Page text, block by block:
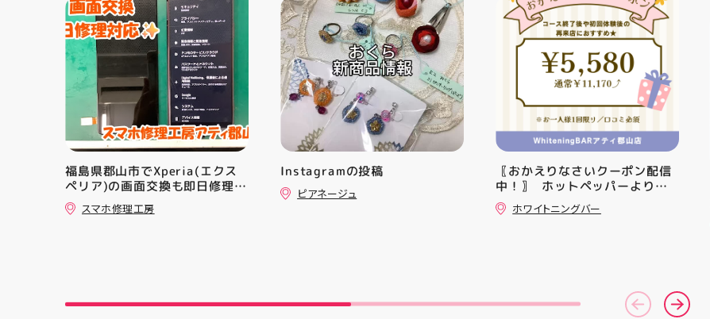
福島県郡山市でXperia(エクス
ペリア)の画面交換も即日修理対
応😊💪スマホ修理工房
開けてからのお楽しみ #ラメキ
ラ中華まん #スクイーズ #中華
まんグッズ #海外トレンド #む
にゅむにゅ シル活 新商品入荷
HUBSTORE
Instagramの投稿
ピアネージュ
を向上させました！
☆ASICSGRIPを前足部に追加
し、グリップ力を向上させまし
た！ ☆市場トレンドの反発性と
クッション性を表したデザイン
と優れた通気性を兼ね備えた
「エンジニアードウーブンアッ
パー」を搭載しました！ ・ 長
距離をカジュアルに走りたい方
や仕事履き、夏のお出かけで長
距離歩く方向けのクッションシ
ューズになっています 人気ラン
ニングシューズの最新作になり
ます！ ・ 気になる方は是非、
〖おかえりなさいクーポン配信
中！〗 ⁡ ホットペッパーより通
常￥11,170······▸ ￥5️⃣,5️⃣8️⃣0️⃣
のお得なクーポン配信中です★ ⁡
ご予約、ご来店お待ちしており
ます️ #ホワイトニンク #ホワイ
ホワイトニングバー